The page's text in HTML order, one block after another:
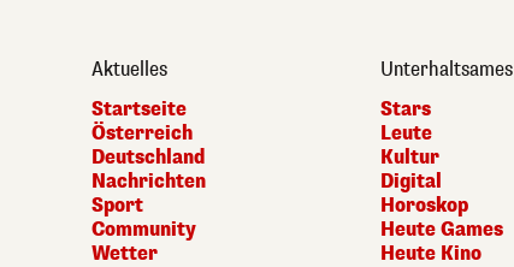
Aktuelles
Startseite
Österreich
Deutschland
Nachrichten
Sport
Community
Wetter
Unterhaltsames
Stars
Leute
Kultur
Digital
Horoskop
Heute Games
Heute Kino